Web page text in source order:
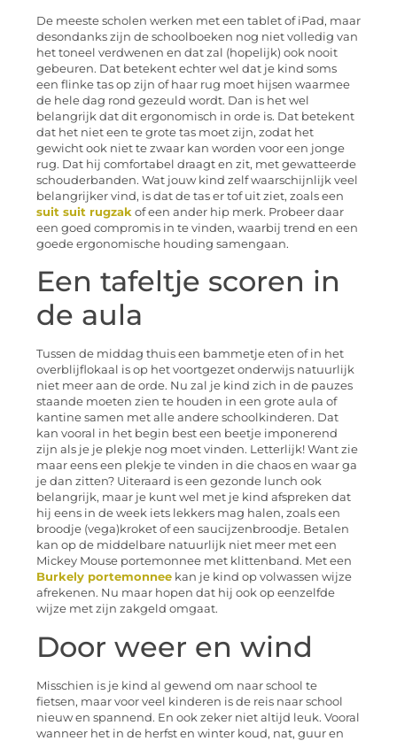
De meeste scholen werken met een tablet of iPad, maar
desondanks zijn de schoolboeken nog niet volledig van
het toneel verdwenen en dat zal (hopelijk) ook nooit
gebeuren. Dat betekent echter wel dat je kind soms
een flinke tas op zijn of haar rug moet hijsen waarmee
de hele dag rond gezeuld wordt. Dan is het wel
belangrijk dat dit ergonomisch in orde is. Dat betekent
dat het niet een te grote tas moet zijn, zodat het
gewicht ook niet te zwaar kan worden voor een jonge
rug. Dat hij comfortabel draagt en zit, met gewatteerde
schouderbanden. Wat jouw kind zelf waarschijnlijk veel
belangrijker vind, is dat de tas er tof uit ziet, zoals een
suit suit rugzak of een ander hip merk. Probeer daar
een goed compromis in te vinden, waarbij trend en een
goede ergonomische houding samengaan.
Een tafeltje scoren in
de aula
Tussen de middag thuis een bammetje eten of in het
overblijflokaal is op het voortgezet onderwijs natuurlijk
niet meer aan de orde. Nu zal je kind zich in de pauzes
staande moeten zien te houden in een grote aula of
kantine samen met alle andere schoolkinderen. Dat
kan vooral in het begin best een beetje imponerend
zijn als je je plekje nog moet vinden. Letterlijk! Want zie
maar eens een plekje te vinden in die chaos en waar ga
je dan zitten? Uiteraard is een gezonde lunch ook
belangrijk, maar je kunt wel met je kind afspreken dat
hij eens in de week iets lekkers mag halen, zoals een
broodje (vega)kroket of een saucijzenbroodje. Betalen
kan op de middelbare natuurlijk niet meer met een
Mickey Mouse portemonnee met klittenband. Met een
Burkely portemonnee kan je kind op volwassen wijze
afrekenen. Nu maar hopen dat hij ook op eenzelfde
wijze met zijn zakgeld omgaat.
Door weer en wind
Misschien is je kind al gewend om naar school te
fietsen, maar voor veel kinderen is de reis naar school
nieuw en spannend. En ook zeker niet altijd leuk. Vooral
wanneer het in de herfst en winter koud, nat, guur en